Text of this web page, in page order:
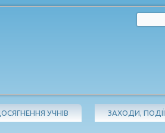
УЧНІВ ЗАХОДИ, ПОДІЇ